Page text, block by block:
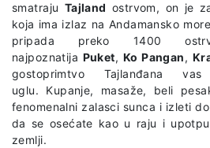
smatraju Tajland ostrvom, on je
koja ima izlaz na Andamansko
pripada preko 1400
najpoznatija Puket, Ko Pangan,
gostoprimtvo Tajlanđana
uglu. Kupanje, masaže, beli
fenomenalni zalasci sunca i izleti
da se osećate kao u raju i
zemlji.